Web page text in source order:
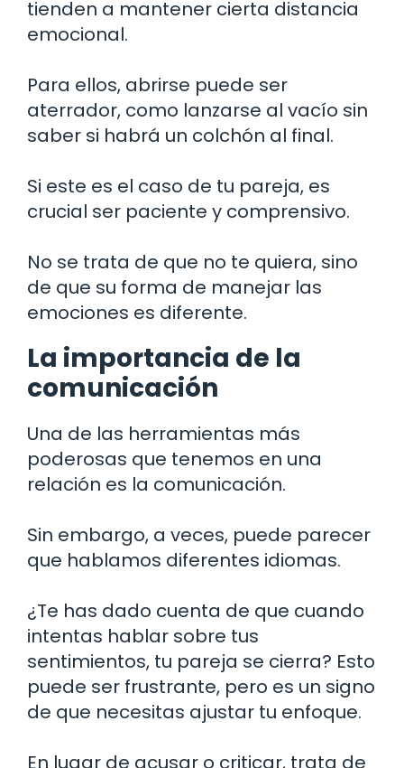
tienden a mantener cierta distancia
emocional.
Para ellos, abrirse puede ser
aterrador, como lanzarse al vacío sin
saber si habrá un colchón al final.
Si este es el caso de tu pareja, es
crucial ser paciente y comprensivo.
No se trata de que no te quiera, sino
de que su forma de manejar las
emociones es diferente.
La importancia de la
comunicación
Una de las herramientas más
poderosas que tenemos en una
relación es la comunicación.
Sin embargo, a veces, puede parecer
que hablamos diferentes idiomas.
¿Te has dado cuenta de que cuando
intentas hablar sobre tus
sentimientos, tu pareja se cierra? Esto
puede ser frustrante, pero es un signo
de que necesitas ajustar tu enfoque.
En lugar de acusar o criticar, trata de